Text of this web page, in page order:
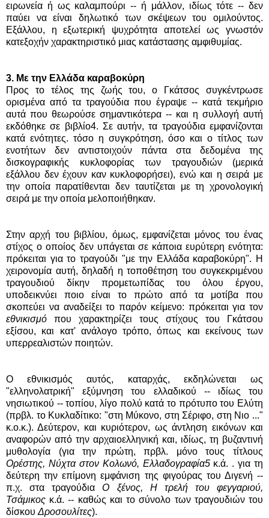
ειρωνεία ή ως καλαμπούρι -- ή μάλλον, ιδίως τότε -- δεν
παύει να είναι δηλωτικό των σκέψεων του ομιλούντος.
Εξάλλου, η εξωτερική ψυχρότητα αποτελεί ως γνωστόν
κατεξοχήν χαρακτηριστικό μιας κατάστασης αμφιθυμίας.
3. Με την Ελλάδα καραβοκύρη
Προς το τέλος της ζωής του, ο Γκάτσος συγκέντρωσε
ορισμένα από τα τραγούδια που έγραψε -- κατά τεκμήριο
αυτά που θεωρούσε σημαντικότερα -- και η συλλογή αυτή
εκδόθηκε σε βιβλίο4. Σε αυτήν, τα τραγούδια εμφανίζονται
κατά ενότητες. τόσο η συγκρότηση, όσο και ο τίτλος των
ενοτήτων δεν αντιστοιχούν πάντα στα δεδομένα της
δισκογραφικής κυκλοφορίας των τραγουδιών (μερικά
εξάλλου δεν έχουν καν κυκλοφορήσει), ενώ και η σειρά με
την οποία παρατίθενται δεν ταυτίζεται με τη χρονολογική
σειρά με την οποία μελοποιήθηκαν.
Στην αρχή του βιβλίου, όμως, εμφανίζεται μόνος του ένας
στίχος ο οποίος δεν υπάγεται σε κάποια ευρύτερη ενότητα:
πρόκειται για το τραγούδι "με την Ελλάδα καραβοκύρη". Η
χειρονομία αυτή, δηλαδή η τοποθέτηση του συγκεκριμένου
τραγουδιού δίκην προμετωπίδας του όλου έργου,
υποδεικνύει ποιο είναι το πρώτο από τα μοτίβα που
σκοπεύει να αναδείξει το παρόν κείμενο: πρόκειται για τον
εθνικισμό που χαρακτηρίζει τους στίχους του Γκάτσου
εξίσου, και κατ' ανάλογο τρόπο, όπως και εκείνους των
υπερρεαλιστών ποιητών.
Ο εθνικισμός αυτός, καταρχάς, εκδηλώνεται ως
"ελληνολατρική" εξύμνηση του ελλαδικού -- ιδίως του
νησιωτικού -- τοπίου, λίγο πολύ κατά το πρότυπο του Ελύτη
(πρβλ. το Κυκλαδίτικο: "στη Μύκονο, στη Σέριφο, στη Νιο ..."
κ.ο.κ.). Δεύτερον, και κυριότερον, ως άντληση εικόνων και
αναφορών από την αρχαιοελληνική και, ιδίως, τη βυζαντινή
μυθολογία (για την πρώτη, πρβλ. μόνο τους τίτλους
Ορέστης, Νύχτα στον Κολωνό, Ελλαδογραφία5κ.ά. . για τη
δεύτερη την επίμονη εμφάνιση της φιγούρας του Διγενή --
π.χ. στα τραγούδιαΟ ξένος, Η τρελή του φεγγαριού,
Τσάμικος κ.ά. -- καθώς και το σύνολο των τραγουδιών του
δίσκου Δροσουλίτες).